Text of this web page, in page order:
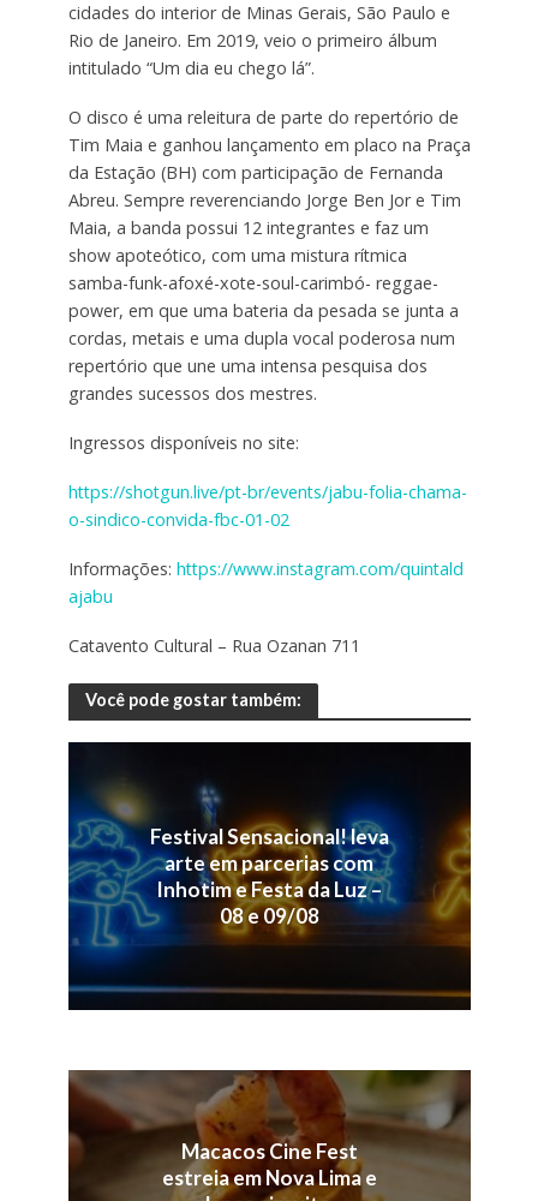
cidades do interior de Minas Gerais, São Paulo e
Rio de Janeiro. Em 2019, veio o primeiro álbum
intitulado “Um dia eu chego lá”.
O disco é uma releitura de parte do repertório de
Tim Maia e ganhou lançamento em placo na Praça
da Estação (BH) com participação de Fernanda
Abreu. Sempre reverenciando Jorge Ben Jor e Tim
Maia, a banda possui 12 integrantes e faz um
show apoteótico, com uma mistura rítmica
samba-funk-afoxé-xote-soul-carimbó- reggae-
power, em que uma bateria da pesada se junta a
cordas, metais e uma dupla vocal poderosa num
repertório que une uma intensa pesquisa dos
grandes sucessos dos mestres.
Ingressos disponíveis no site:
https://shotgun.live/pt-br/events/jabu-folia-chama-
o-sindico-convida-fbc-01-02
Informações: https://www.instagram.com/quintald
ajabu
Catavento Cultural – Rua Ozanan 711
Você pode gostar também:
Festival Sensacional! leva
arte em parcerias com
Inhotim e Festa da Luz –
08 e 09/08
Macacos Cine Fest
estreia em Nova Lima e